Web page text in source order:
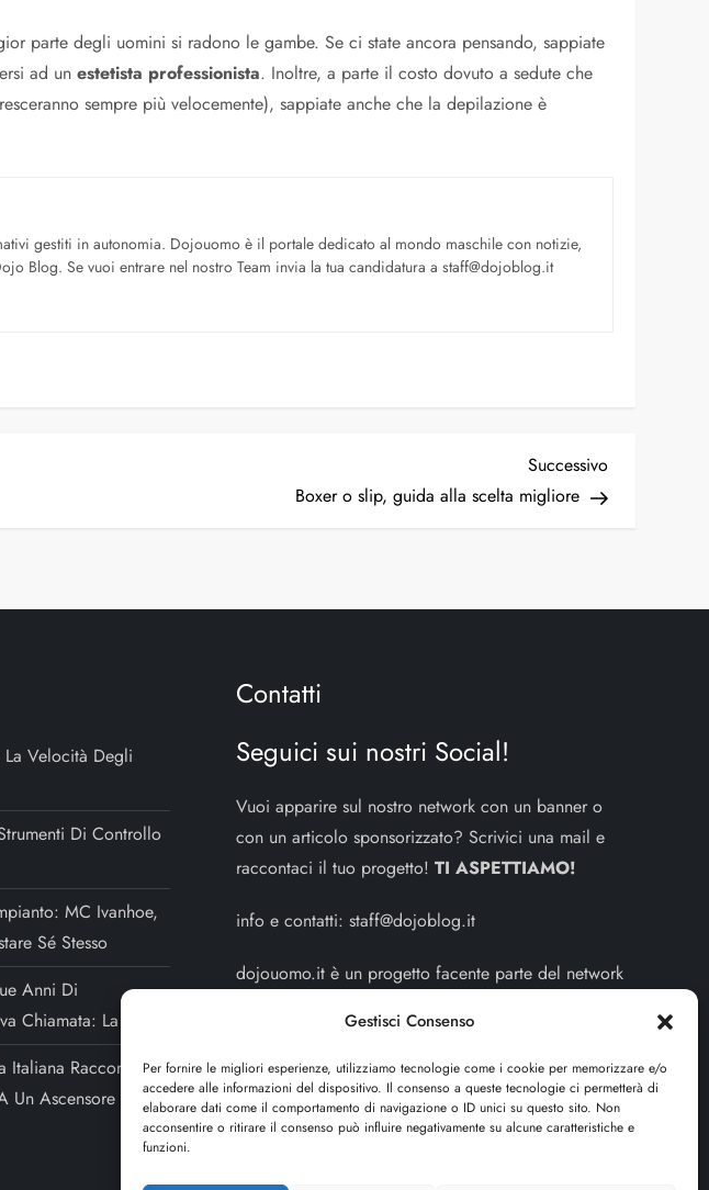
Gestisci Consenso
Per fornire le migliori esperienze, utilizziamo tecnologie come i cookie per memorizzare e/o
accedere alle informazioni del dispositivo. Il consenso a queste tecnologie ci permetterà di
elaborare dati come il comportamento di navigazione o ID unici su questo sito. Non
acconsentire o ritirare il consenso può influire negativamente su alcune caratteristiche e
funzioni.
parte degli uomini si radono le gambe. Se ci state ancora pensando, sappiate
ad unestetista professionista. Inoltre, a parte il costo dovuto a sedute che
sempre più velocemente), sappiate anche che la depilazione è
gestiti in autonomia. Dojouomo è il portale dedicato al mondo maschile con notizie,
Blog. Se vuoi entrare nel nostro Team invia la tua candidatura a staff@dojoblog.it
Successivo
Boxer o slip, guida alla scelta migliore
Velocità Degli
Di Controllo
MC Ivanhoe,
Sé Stesso
Anni Di
Chiamata: La Regia
Italiana Raccontata
Un Ascensore Rotto
Contatti
Seguici sui nostri Social!
Vuoi apparire sul nostro network con un banner o
con un articolo sponsorizzato? Scrivici una mail e
raccontaci il tuo progetto!TI ASPETTIAMO!
info e contatti:staff@dojoblog.it
dojouomo.it è un progetto facente parte del network
sede legale in Via delle Sirene 34 - Roma - P.iva:
IT13402731007
Sitemap-Privacy Policy-Cookie Policy